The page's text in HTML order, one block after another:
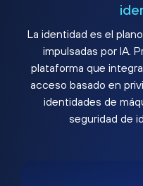
La identidad es el
impulsadas por IA.
plataforma que
acceso basado en
identidades de
seguridad de